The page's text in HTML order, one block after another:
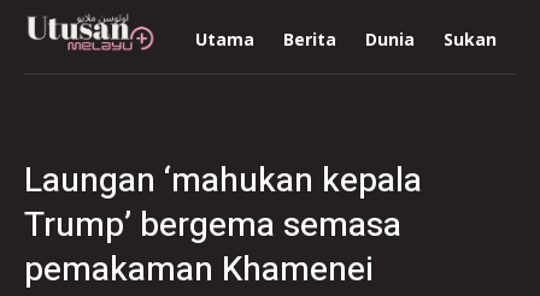
Utama Berita Dunia Sukan
Laungan ‘mahukan kepala
Trump’ bergema semasa
pemakaman Khamenei